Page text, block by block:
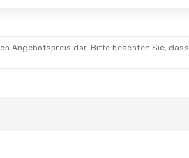
Angebotspreis dar. Bitte beachten Sie, dass